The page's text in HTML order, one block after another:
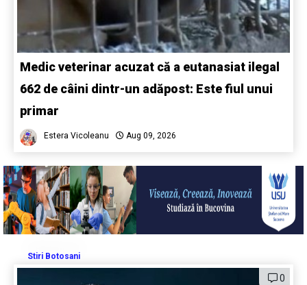
Medic veterinar acuzat că a eutanasiat ilegal
662 de câini dintr-un adăpost: Este fiul unui
primar
Estera Vicoleanu Aug 09, 2026
Stiri Botosani
0